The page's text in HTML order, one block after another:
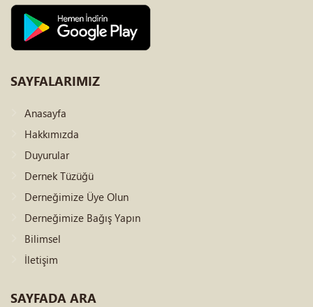
SAYFALARIMIZ
Anasayfa
Hakkımızda
Duyurular
Dernek Tüzüğü
Derneğimize Üye Olun
Derneğimize Bağış Yapın
Bilimsel
İletişim
SAYFADA ARA